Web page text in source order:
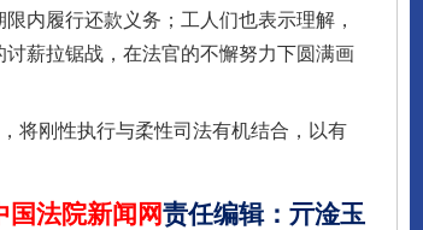
内履行还款义务；工人们也表示理解，
薪拉锯战，在法官的不懈努力下圆满画
将刚性执行与柔性司法有机结合，以有
国法院新闻网责任编辑： 亓淦玉